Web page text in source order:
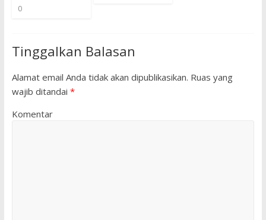
0
Tinggalkan Balasan
Alamat email Anda tidak akan dipublikasikan. Ruas yang
wajib ditandai *
Komentar